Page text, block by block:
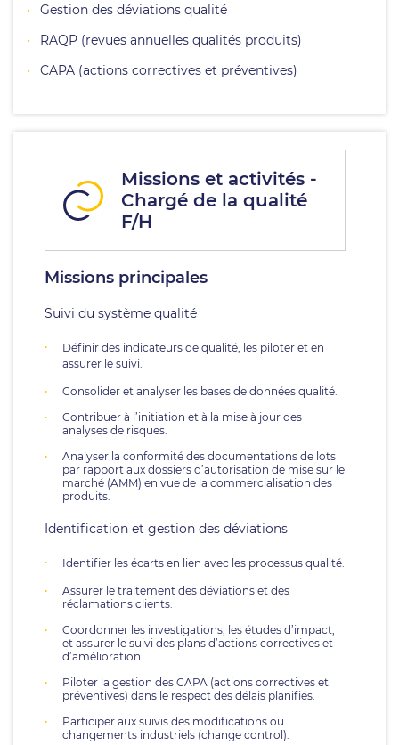
Gestion des déviations qualité
RAQP (revues annuelles qualités produits)
CAPA (actions correctives et préventives)
Missions et activités -
Chargé de la qualité
F/H
Missions principales
Suivi du système qualité
Définir des indicateurs de qualité, les piloter et en
assurer le suivi.
Consolider et analyser les bases de données qualité.
Contribuer à l’initiation et à la mise à jour des
analyses de risques.
Analyser la conformité des documentations de lots
par rapport aux dossiers d’autorisation de mise sur le
marché (AMM) en vue de la commercialisation des
produits.
Identification et gestion des déviations
Identifier les écarts en lien avec les processus qualité.
Assurer le traitement des déviations et des
réclamations clients.
Coordonner les investigations, les études d’impact,
et assurer le suivi des plans d’actions correctives et
d’amélioration.
Piloter la gestion des CAPA (actions correctives et
préventives) dans le respect des délais planifiés.
Participer aux suivis des modifications ou
changements industriels (change control).